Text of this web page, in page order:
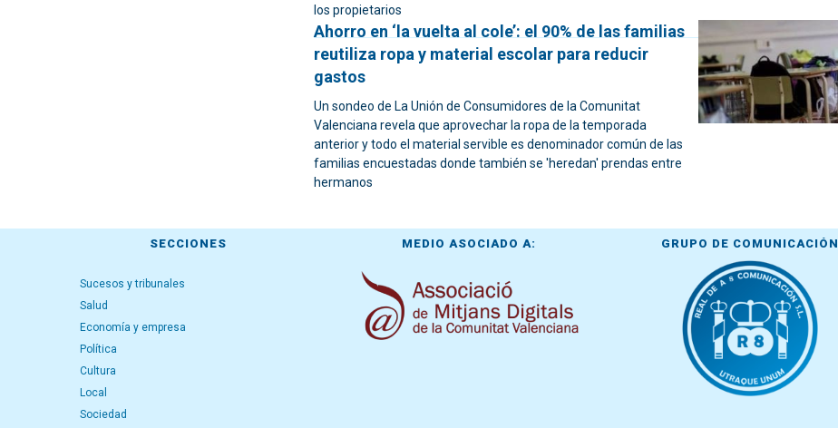
los propietarios
Ahorro en ‘la vuelta al cole’: el 90% de las familias
reutiliza ropa y material escolar para reducir
gastos
Un sondeo de La Unión de Consumidores de la Comunitat
Valenciana revela que aprovechar la ropa de la temporada
anterior y todo el material servible es denominador común de las
familias encuestadas donde también se 'heredan' prendas entre
hermanos
SECCIONES
Sucesos y tribunales
Salud
Economía y empresa
Política
Cultura
Local
Sociedad
MEDIO ASOCIADO A: GRUPO DE COMUNICACIÓN